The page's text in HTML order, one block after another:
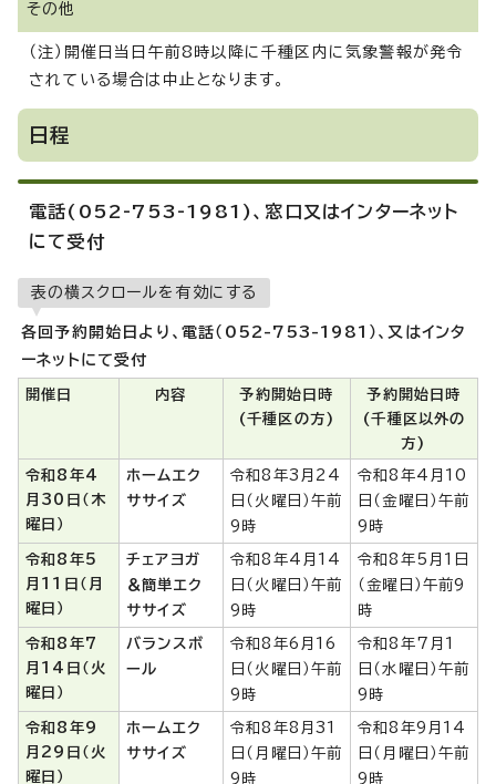
その他
（注）開催日当日午前8時以降に千種区内に気象警報が発令
されている場合は中止となります。
日程
電話(052-753-1981)、窓口又はインターネット
にて受付
表の横スクロールを有効にする
各回予約開始日より、電話（052-753-1981）、又はインタ
ーネットにて受付
開催日 内容
予約開始日時
(千種区の方)
予約開始日時
(千種区以外の
方)
令和8年4
月30日（木
曜日）
ホームエク
ササイズ
令和8年3月24
日（火曜日）午前
9時
令和8年4月10
日（金曜日）午前
9時
令和8年5
月11日（月
曜日）
チェアヨガ
＆簡単エク
ササイズ
令和8年4月14
日（火曜日）午前
9時
令和8年5月1日
（金曜日）午前9
時
令和8年7
月14日（火
曜日）
バランスボ
ール
令和8年6月16
日（火曜日）午前
9時
令和8年7月1
日（水曜日）午前
9時
令和8年9
月29日（火
曜日）
ホームエク
ササイズ
令和8年8月31
日（月曜日）午前
9時
令和8年9月14
日（月曜日）午前
9時